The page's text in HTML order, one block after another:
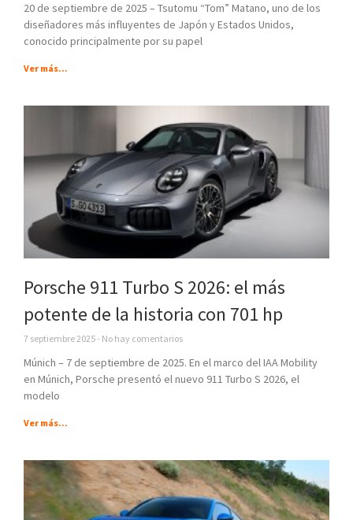
20 de septiembre de 2025 – Tsutomu “Tom” Matano, uno de los
diseñadores más influyentes de Japón y Estados Unidos,
conocido principalmente por su papel
Ver más...
Porsche 911 Turbo S 2026: el más
potente de la historia con 701 hp
7 septiembre 2025 No hay comentarios
Múnich – 7 de septiembre de 2025. En el marco del IAA Mobility
en Múnich, Porsche presentó el nuevo 911 Turbo S 2026, el
modelo
Ver más...